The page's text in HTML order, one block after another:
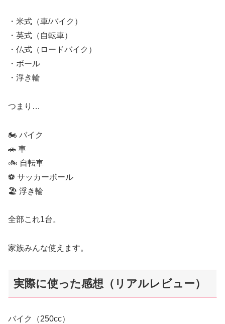
・米式（車/バイク）
・英式（自転車）
・仏式（ロードバイク）
・ボール
・浮き輪
つまり…
🏍 バイク
🚗 車
🚲 自転車
⚽ サッカーボール
🏖 浮き輪
全部これ1台。
家族みんな使えます。
実際に使った感想（リアルレビュー）
バイク（250cc）